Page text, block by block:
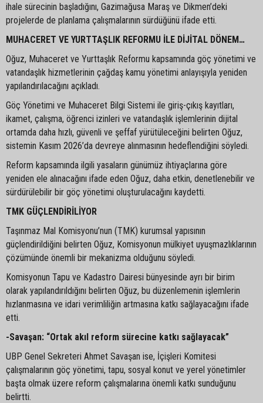
ihale sürecinin başladığını, Gazimağusa Maraş ve Dikmen’deki
projelerde de planlama çalışmalarının sürdüğünü ifade etti.
MUHACERET VE YURTTAŞLIK REFORMU İLE DİJİTAL DÖNEM…
Oğuz, Muhaceret ve Yurttaşlık Reformu kapsamında göç yönetimi ve
vatandaşlık hizmetlerinin çağdaş kamu yönetimi anlayışıyla yeniden
yapılandırılacağını açıkladı.
Göç Yönetimi ve Muhaceret Bilgi Sistemi ile giriş-çıkış kayıtları,
ikamet, çalışma, öğrenci izinleri ve vatandaşlık işlemlerinin dijital
ortamda daha hızlı, güvenli ve şeffaf yürütüleceğini belirten Oğuz,
sistemin Kasım 2026’da devreye alınmasının hedeflendiğini söyledi.
Reform kapsamında ilgili yasaların günümüz ihtiyaçlarına göre
yeniden ele alınacağını ifade eden Oğuz, daha etkin, denetlenebilir ve
sürdürülebilir bir göç yönetimi oluşturulacağını kaydetti.
TMK GÜÇLENDİRİLİYOR
Taşınmaz Mal Komisyonu’nun (TMK) kurumsal yapısının
güçlendirildiğini belirten Oğuz, Komisyonun mülkiyet uyuşmazlıklarının
çözümünde önemli bir mekanizma olduğunu söyledi.
Komisyonun Tapu ve Kadastro Dairesi bünyesinde ayrı bir birim
olarak yapılandırıldığını belirten Oğuz, bu düzenlemenin işlemlerin
hızlanmasına ve idari verimliliğin artmasına katkı sağlayacağını ifade
etti.
-Savaşan: “Ortak akıl reform sürecine katkı sağlayacak”
UBP Genel Sekreteri Ahmet Savaşan ise, İçişleri Komitesi
çalışmalarının göç yönetimi, tapu, sosyal konut ve yerel yönetimler
başta olmak üzere reform çalışmalarına önemli katkı sunduğunu
belirtti.